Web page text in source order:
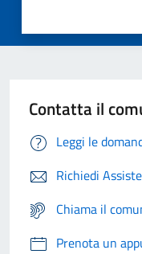
Contatta il
Leggi le
Richiedi
Chiama il
Prenota un